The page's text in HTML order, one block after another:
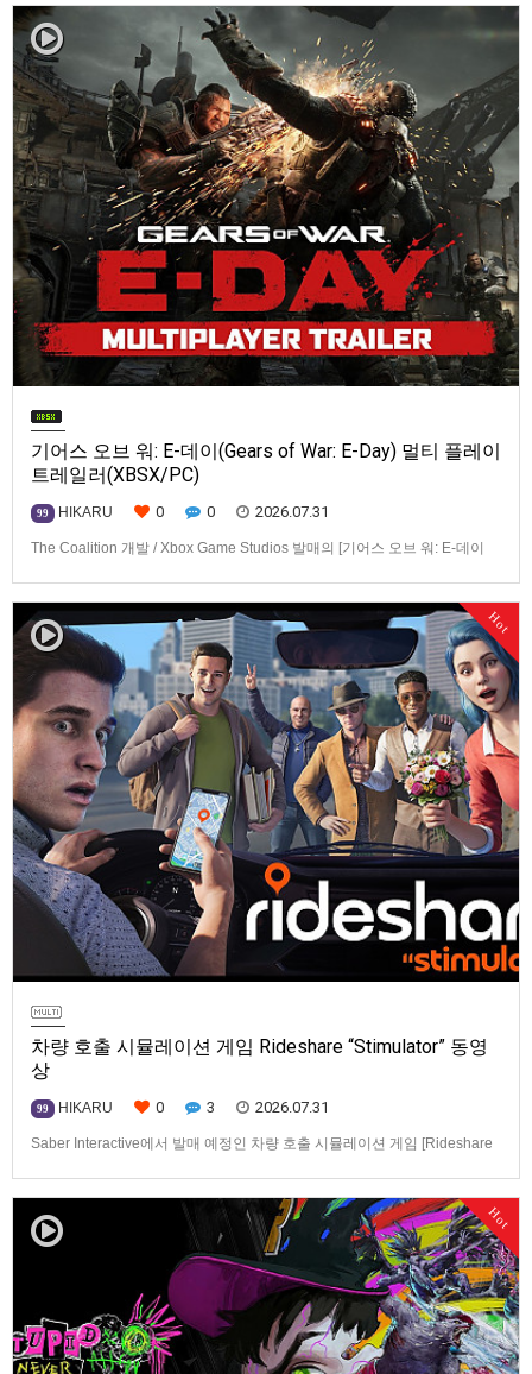
로 예정.
기어스 오브 워: E-데이(Gears of War: E-Day) 멀티 플레이
트레일러(XBSX/PC)
99 HIKARU 0 0 2026.07.31
The Coalition 개발 / Xbox Game Studios 발매의 [기어스 오브 워: E-데이
Hot
차량 호출 시뮬레이션 게임 Rideshare “Stimulator” 동영
상
99 HIKARU 0 3 2026.07.31
Saber Interactive에서 발매 예정인 차량 호출 시뮬레이션 게임 [Rideshare
을 운영하는 드라이버가 되어라'Rideshare "Stimulat…
Hot